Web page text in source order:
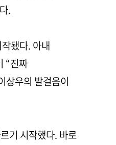
.
됐다. 아내
“진짜
상우의 발걸음이
기 시작했다. 바로